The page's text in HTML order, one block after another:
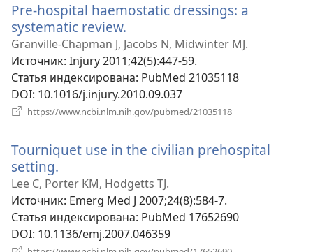
Pre-hospital haemostatic dressings: a
systematic review.
в
новом
окне)
Granville-Chapman J, Jacobs N, Midwinter MJ.
Источник‎: Injury 2011;42(5):447-59.
Статья индексирована‎: PubMed 21035118
DOI‎: 10.1016/j.injury.2010.09.037
https://www.ncbi.nlm.nih.gov/pubmed/21035118
окне)
Tourniquet use in the civilian prehospital
setting.
в
новом
окне)
Lee C, Porter KM, Hodgetts TJ.
Источник‎: Emerg Med J 2007;24(8):584-7.
Статья индексирована‎: PubMed 17652690
DOI‎: 10.1136/emj.2007.046359